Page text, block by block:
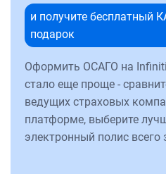
и получите бесплатный
подарок
Оформить ОСАГО на
стало еще проще -
ведущих страховых
платформе, выберите
электронный полис всего